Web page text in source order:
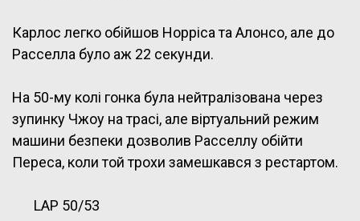
Карлос легко обійшов Норріса та Алонсо, але до
Расселла було аж 22 секунди.
На 50-му колі гонка була нейтралізована через
зупинку Чжоу на трасі, але віртуальний режим
машини безпеки дозволив Расселлу обійти
Переса, коли той трохи замешкався з рестартом.
LAP 50/53